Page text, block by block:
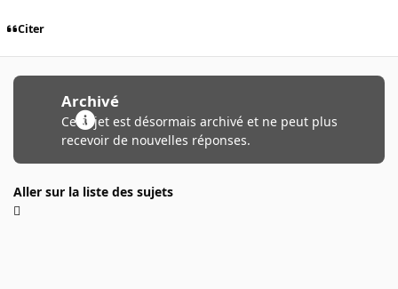
Citer
Archivé
Ce sujet est désormais archivé et ne peut plus
recevoir de nouvelles réponses.
Aller sur la liste des sujets